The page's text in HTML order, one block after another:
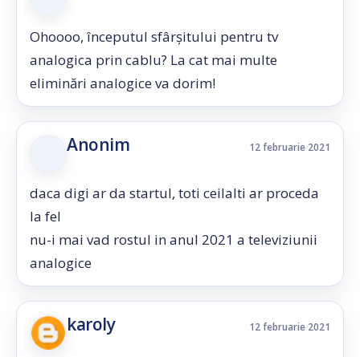
Ohoooo, începutul sfârșitului pentru tv
analogica prin cablu? La cat mai multe
eliminări analogice va dorim!
Anonim 12 februarie 2021
daca digi ar da startul, toti ceilalti ar proceda
la fel
nu-i mai vad rostul in anul 2021 a televiziunii
analogice
karoly 12 februarie 2021